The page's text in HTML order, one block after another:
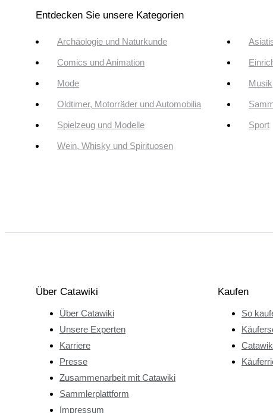
Entdecken Sie unsere Kategorien
Archäologie und Naturkunde
Comics und Animation
Mode
Oldtimer, Motorräder und Automobilia
Spielzeug und Modelle Sport
Wein, Whisky und Spirituosen
Über Catawiki
Über Catawiki
Unsere Experten
Karriere
Presse
Zusammenarbeit mit Catawiki
Sammlerplattform
Impressum
Kaufen
So